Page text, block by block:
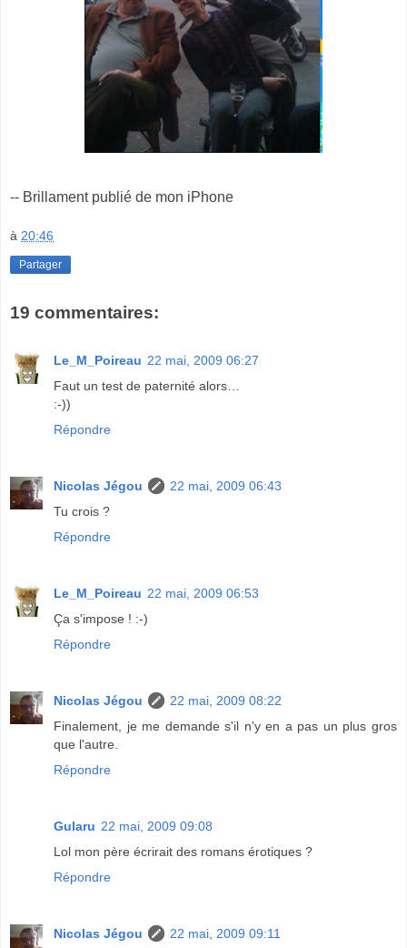
-- Brillament publié de mon iPhone
à 20:46
Partager
19 commentaires:
Le_M_Poireau 22 mai, 2009 06:27
Faut un test de paternité alors…
:-))
Répondre
Nicolas Jégou
22 mai, 2009 06:43
Tu crois ?
Répondre
Le_M_Poireau 22 mai, 2009 06:53
Ça s'impose ! :-)
Répondre
Nicolas Jégou
22 mai, 2009 08:22
Finalement, je me demande s'il n'y en a pas un plus gros
que l'autre.
Répondre
Gularu 22 mai, 2009 09:08
Lol mon père écrirait des romans érotiques ?
Répondre
Nicolas Jégou
22 mai, 2009 09:11